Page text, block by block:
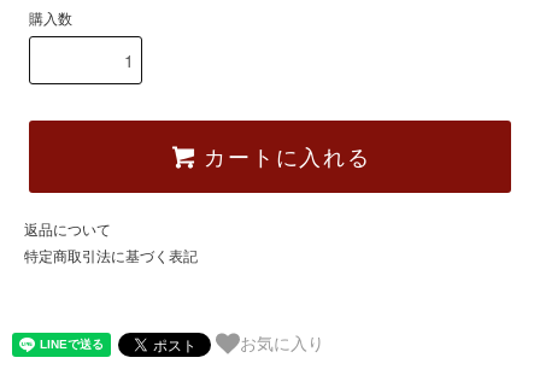
購入数
カートに入れる
返品について
特定商取引法に基づく表記
お気に入り